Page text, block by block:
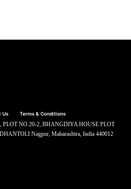
Us Terms & Conditions
PLOT NO.20-2, BHANGDIYA HOUSE PLOT
Nagpur, Maharashtra, India 440012